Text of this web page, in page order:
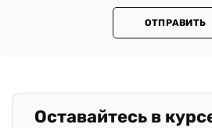
ОТПРАВИТЬ
Оставайтесь в